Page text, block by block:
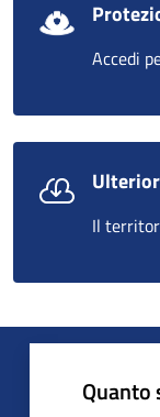
Accedi
Il
Quanto